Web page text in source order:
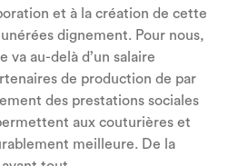
et à la création de cette
dignement. Pour nous,
va au-delà d’un salaire
de production de par
des prestations sociales
aux couturières et
meilleure. De la